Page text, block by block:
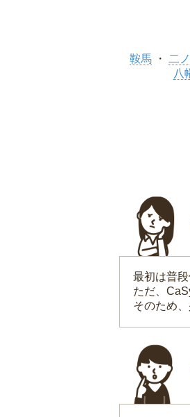
鞍馬 二
八
最初は普
ただ、
そのため